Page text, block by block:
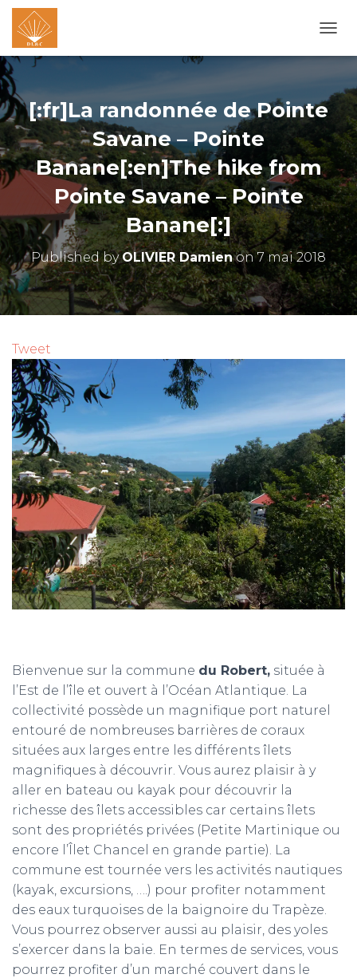
U
I
F
E
R
M
E
R
A
N
A
V
I
T
N
[:fr]La randonnée de Pointe
Savane – Pointe
Banane[:en]The hike from
Pointe Savane – Pointe
Banane[:]
Published byOLIVIER Damienon7 mai 2018
Tweet
Bienvenue sur la commune du Robert, située à
l’Est de l’île et ouvert à l’Océan Atlantique. La
collectivité possède un magnifique port naturel
entouré de nombreuses barrières de coraux
situées aux larges entre les différents îlets
magnifiques à découvrir. Vous aurez plaisir à y
aller en bateau ou kayak pour découvrir la
richesse des îlets accessibles car certains îlets
sont des propriétés privées (Petite Martinique ou
encore l’Îlet Chancel en grande partie). La
commune est tournée vers les activités nautiques
(kayak, excursions, ….) pour profiter notamment
des eaux turquoises de la baignoire du Trapèze.
Vous pourrez observer aussi au plaisir, des yoles
s’exercer dans la baie. En termes de services, vous
pourrez profiter d’un marché couvert dans le